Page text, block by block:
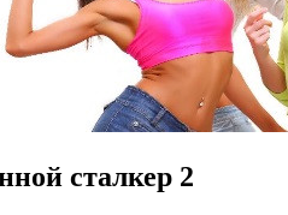
сталкер 2